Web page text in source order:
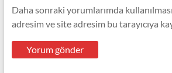
Daha sonraki yorumlarımda
adresim ve site adresim bu tarayıcıya